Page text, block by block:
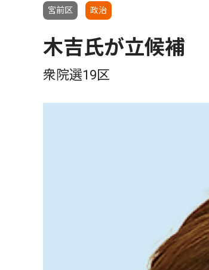
宮前区 政治
木吉氏が立候補
衆院選19区